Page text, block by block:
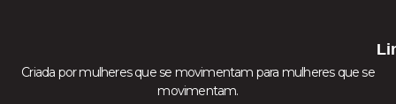
Criada por mulheres que se movimentam para mulheres que se
movimentam.